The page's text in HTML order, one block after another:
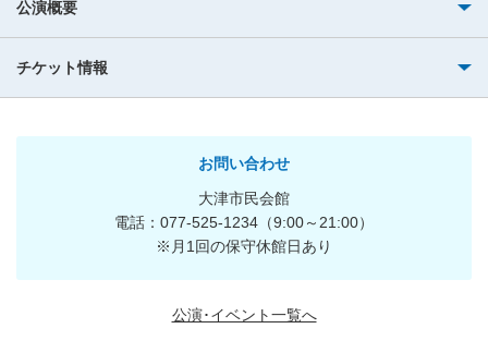
公演概要
チケット情報
お問い合わせ
大津市民会館
電話：077-525-1234（9:00～21:00）
※月1回の保守休館日あり
公演･イベント一覧へ